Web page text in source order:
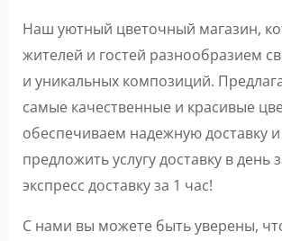
Наш уютный цветочный магазин,
жителей и гостей разнообразием
и уникальных композиций.
самые качественные и красивые
обеспечиваем надежную доставку
предложить услугу доставку в день
экспресс доставку за 1 час!
С нами вы можете быть уверены,